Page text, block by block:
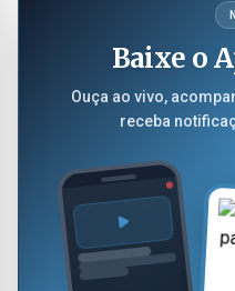
Baixe o
Ouça ao vivo,
receba